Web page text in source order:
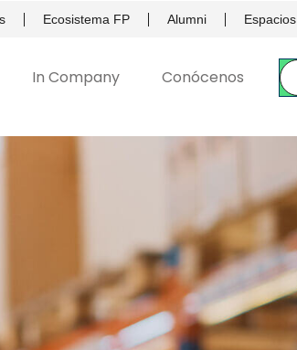
Ecosistema FP Alumni Espacios
In Company Conócenos